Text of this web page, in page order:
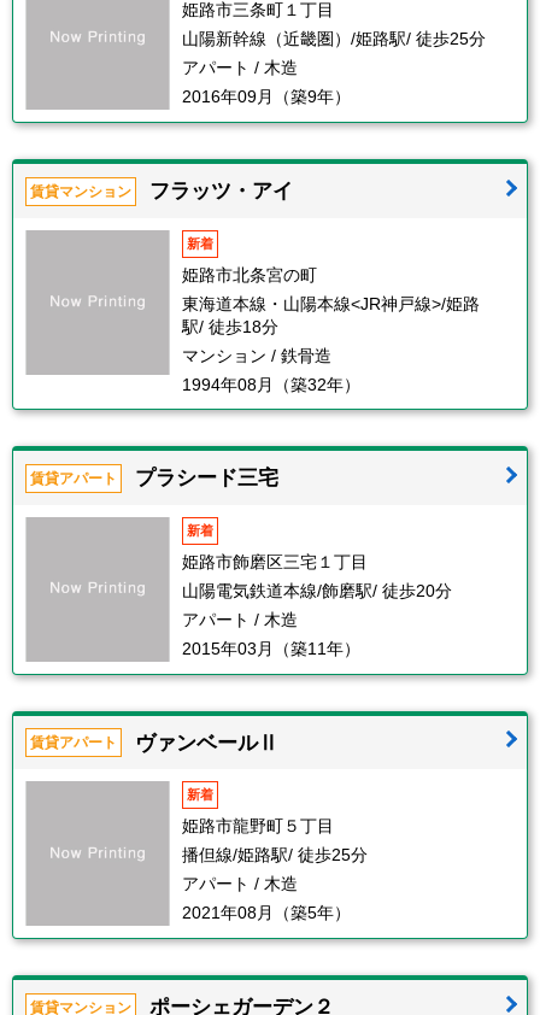
姫路市三条町１丁目
山陽新幹線（近畿圏）/姫路駅/ 徒歩25分
アパート / 木造
2016年09月（築9年）
賃貸マンション フラッツ・アイ
新着
姫路市北条宮の町
東海道本線・山陽本線<JR神戸線>/姫路
駅/ 徒歩18分
マンション / 鉄骨造
1994年08月（築32年）
賃貸アパート プラシード三宅
新着
姫路市飾磨区三宅１丁目
山陽電気鉄道本線/飾磨駅/ 徒歩20分
アパート / 木造
2015年03月（築11年）
賃貸アパート ヴァンベールⅡ
新着
姫路市龍野町５丁目
播但線/姫路駅/ 徒歩25分
アパート / 木造
2021年08月（築5年）
賃貸マンション ポーシェガーデン２